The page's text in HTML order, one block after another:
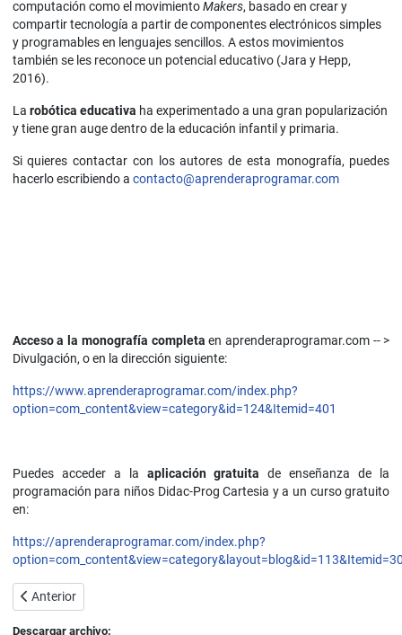
computación como el movimientoMakers, basado en crear y
compartir tecnología a partir de componentes electrónicos simples
y programables en lenguajes sencillos. A estos movimientos
también se les reconoce un potencial educativo (Jara y Hepp,
2016).
La robótica educativa ha experimentado a una gran popularización
y tiene gran auge dentro de la educación infantil y primaria.
Si quieres contactar con los autores de esta monografía, puedes
hacerlo escribiendo a contacto@aprenderaprogramar.com
Acceso a la monografía completa en aprenderaprogramar.com -- >
Divulgación, o en la dirección siguiente:
https://www.aprenderaprogramar.com/index.php?
option=com_content&view=category&id=124&Itemid=401
Puedes acceder a la aplicación gratuita de enseñanza de la
programación para niños Didac-Prog Cartesia y a un curso gratuito
en:
https://aprenderaprogramar.com/index.php?
Artículo anterior: Aprendizaje en la era de la informática. Crisis
Anterior
Descargar archivo: